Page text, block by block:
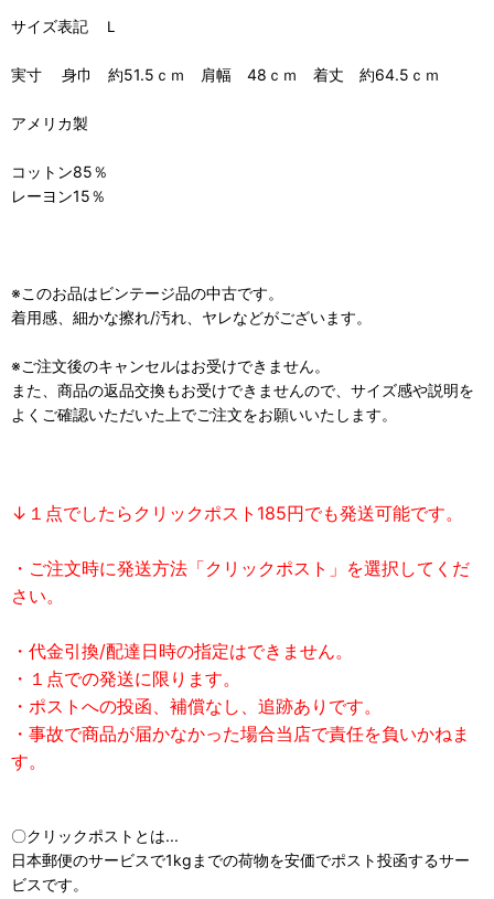
サイズ表記 Ｌ
実寸 身巾 約51.5ｃｍ 肩幅 48ｃｍ 着丈 約64.5ｃｍ
アメリカ製
コットン85％
レーヨン15％
※このお品はビンテージ品の中古です。
着用感、細かな擦れ/汚れ、ヤレなどがございます。
※ご注文後のキャンセルはお受けできません。
また、商品の返品交換もお受けできませんので、サイズ感や説明を
よくご確認いただいた上でご注文をお願いいたします。
↓１点でしたらクリックポスト185円でも発送可能です。
・ご注文時に発送方法「クリックポスト」を選択してくだ
さい。
・代金引換/配達日時の指定はできません。
・１点での発送に限ります。
・ポストへの投函、補償なし、追跡ありです。
・事故で商品が届かなかった場合当店で責任を負いかねま
す。
〇クリックポストとは...
日本郵便のサービスで1kgまでの荷物を安価でポスト投函するサー
ビスです。